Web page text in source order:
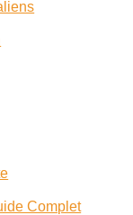
Complet